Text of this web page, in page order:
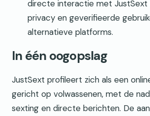
directe interactie met
privacy en geverifieerde
alternatieve platforms.
In één oogopslag
JustSext profileert zich als een
gericht op volwassenen, met de
sexting en directe berichten. De